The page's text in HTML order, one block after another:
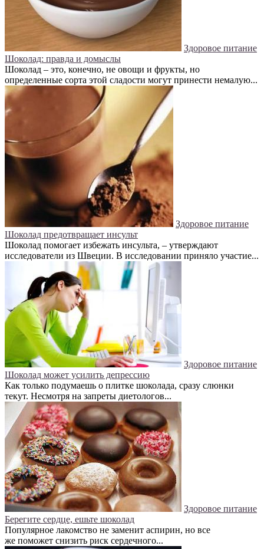
Здоровое питание
Шоколад: правда и домыслы
Шоколад – это, конечно, не овощи и фрукты, но
определенные сорта этой сладости могут принести немалую...
Здоровое питание
Шоколад предотвращает инсульт
Шоколад помогает избежать инсульта, – утверждают
исследователи из Швеции. В исследовании приняло участие...
Здоровое питание
Шоколад может усилить депрессию
Как только подумаешь о плитке шоколада, сразу слюнки
текут. Несмотря на запреты диетологов...
Здоровое питание
Берегите сердце, ешьте шоколад
Популярное лакомство не заменит аспирин, но все
же поможет снизить риск сердечного...